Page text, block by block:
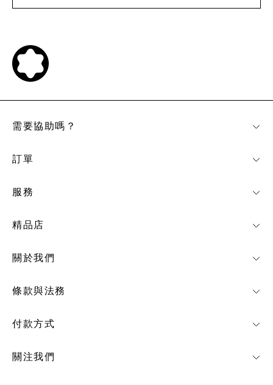
付款方式
關注我們
需要協助嗎？
訂單
服務
精品店
關於我們
條款與法務